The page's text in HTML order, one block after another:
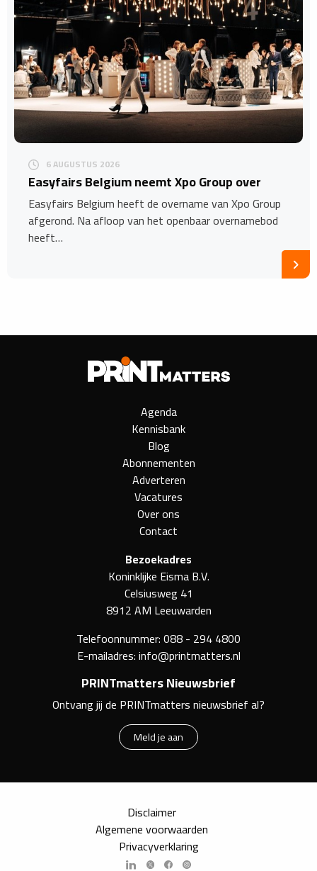
6 AUGUSTUS 2026
Easyfairs Belgium neemt Xpo Group over
Easyfairs Belgium heeft de overname van Xpo Group
afgerond. Na afloop van het openbaar overnamebod
heeft…
Agenda
Kennisbank
Blog
Abonnementen
Adverteren
Vacatures
Over ons
Contact
Bezoekadres
Koninklijke Eisma B.V.
Celsiusweg 41
8912 AM Leeuwarden
Telefoonnummer:088 - 294 4800
E-mailadres:info@printmatters.nl
PRINTmatters Nieuwsbrief
Ontvang jij de PRINTmatters nieuwsbrief al?
Meld je aan
Disclaimer
Algemene voorwaarden
Privacyverklaring